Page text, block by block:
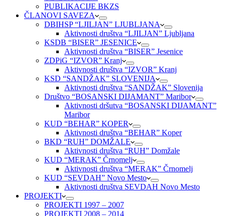
PUBLIKACIJE BKZS
ČLANOVI SAVEZA
DBIHSP “LJILJAN” LJUBLJANA
Aktivnosti društva “LJILJAN” Ljubljana
KSDB “BISER” JESENICE
Aktivnosti društva “BISER” Jesenice
ZDPiG “IZVOR” Kranj
Aktivnosti društva “IZVOR” Kranj
KSD “SANDŽAK” SLOVENIJA
Aktivnosti društva “SANDŽAK” Slovenija
Društvo “BOSANSKI DIJAMANT” Maribor
Aktivnosti dršutva “BOSANSKI DIJAMANT”
Maribor
KUD “BEHAR” KOPER
Aktivnosti društva “BEHAR” Koper
BKD “RUH” DOMŽALE
Aktivnosti društva “RUH” Domžale
KUD “MERAK” Črnomelj
Aktivnosti društva “MERAK” Črnomelj
KUD “SEVDAH” Novo Mesto
Aktivnosti društva SEVDAH Novo Mesto
PROJEKTI
PROJEKTI 1997 – 2007
PROJEKTI 2008 – 2014